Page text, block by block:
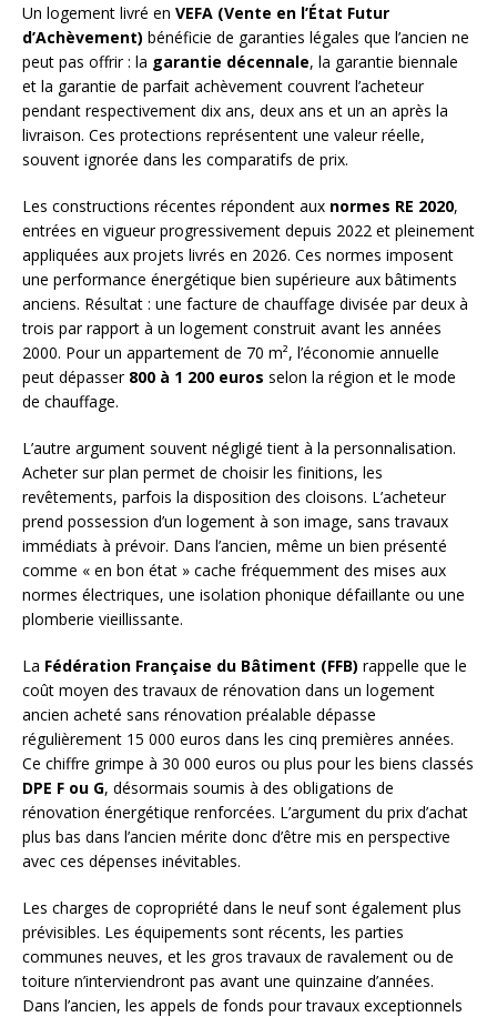
Un logement livré en VEFA (Vente en l’État Futur
d’Achèvement) bénéficie de garanties légales que l’ancien ne
peut pas offrir : la garantie décennale, la garantie biennale
et la garantie de parfait achèvement couvrent l’acheteur
pendant respectivement dix ans, deux ans et un an après la
livraison. Ces protections représentent une valeur réelle,
souvent ignorée dans les comparatifs de prix.
Les constructions récentes répondent aux normes RE 2020,
entrées en vigueur progressivement depuis 2022 et pleinement
appliquées aux projets livrés en 2026. Ces normes imposent
une performance énergétique bien supérieure aux bâtiments
anciens. Résultat : une facture de chauffage divisée par deux à
trois par rapport à un logement construit avant les années
2000. Pour un appartement de 70 m², l’économie annuelle
peut dépasser 800 à 1 200 euros selon la région et le mode
de chauffage.
L’autre argument souvent négligé tient à la personnalisation.
Acheter sur plan permet de choisir les finitions, les
revêtements, parfois la disposition des cloisons. L’acheteur
prend possession d’un logement à son image, sans travaux
immédiats à prévoir. Dans l’ancien, même un bien présenté
comme « en bon état » cache fréquemment des mises aux
normes électriques, une isolation phonique défaillante ou une
plomberie vieillissante.
La Fédération Française du Bâtiment (FFB) rappelle que le
coût moyen des travaux de rénovation dans un logement
ancien acheté sans rénovation préalable dépasse
régulièrement 15 000 euros dans les cinq premières années.
Ce chiffre grimpe à 30 000 euros ou plus pour les biens classés
DPE F ou G, désormais soumis à des obligations de
rénovation énergétique renforcées. L’argument du prix d’achat
plus bas dans l’ancien mérite donc d’être mis en perspective
avec ces dépenses inévitables.
Les charges de copropriété dans le neuf sont également plus
prévisibles. Les équipements sont récents, les parties
communes neuves, et les gros travaux de ravalement ou de
toiture n’interviendront pas avant une quinzaine d’années.
Dans l’ancien, les appels de fonds pour travaux exceptionnels